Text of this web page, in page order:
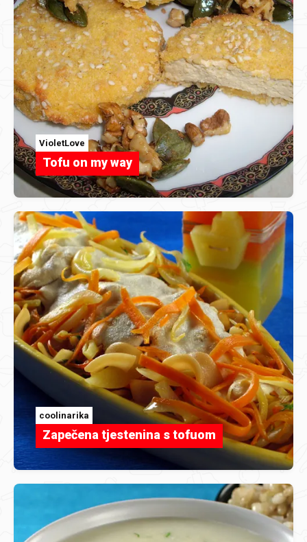
VioletLove
Tofu on my way
coolinarika
Zapečena tjestenina s tofuom